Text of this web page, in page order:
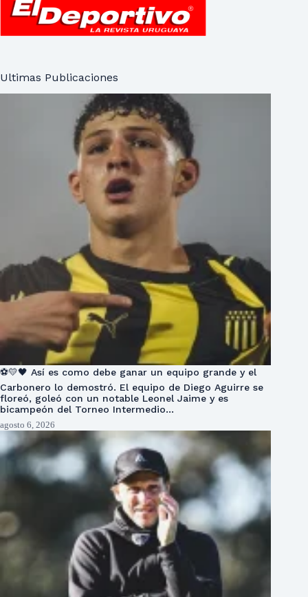
Ultimas Publicaciones
⚽💛🖤 Así es como debe ganar un equipo grande y el
Carbonero lo demostró. El equipo de Diego Aguirre se
floreó, goleó con un notable Leonel Jaime y es
bicampeón del Torneo Intermedio…
agosto 6, 2026